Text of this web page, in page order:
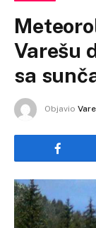
Varešu
sa
Objavio